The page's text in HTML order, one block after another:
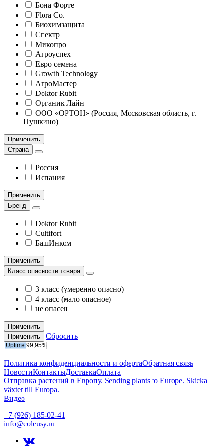
Бона Форте
Flora Co.
Биохимзащита
Спектр
Микопро
Агроуспех
Евро семена
Growth Technology
АгроМастер
Doktor Rubit
Органик Лайн
ООО «ОРТОН» (Россия, Московская область, г.
Пушкино)
Применить
Страна
Россия
Испания
Применить
Бренд
Doktor Rubit
Cultifort
БашИнком
Применить
Класс опасности товара
3 класс (умеренно опасно)
4 класс (мало опасное)
не опасен
Применить
Применить
Сбросить
Политика конфиденциальности и офертаОбратная связь
НовостиКонтактыДоставкаОплата
Отправка растений в Европу. Sending plants to Europe. Skicka
växter till Europa.
Видео
+7 (926) 185-02-41
info@coleusy.ru